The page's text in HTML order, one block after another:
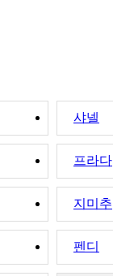
샤넬
프라다
지미추
펜디